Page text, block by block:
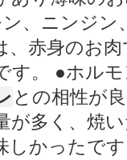
、ニンジ
赤身のお
す。 ●ホル
との相性が
が多く、焼
しかったで